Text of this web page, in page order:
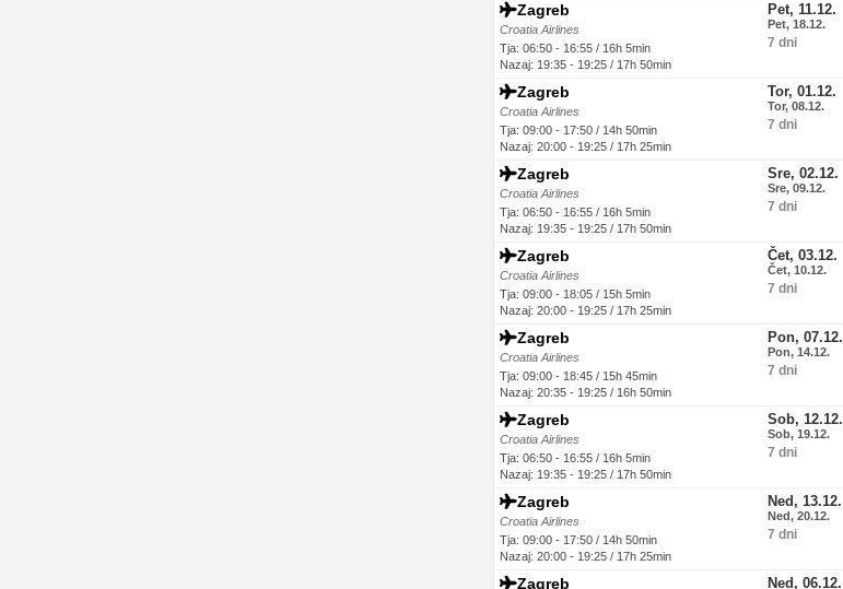
Zagreb
Croatia Airlines
Tja: 06:50 - 16:55 / 16h 5min
Nazaj: 19:35 - 19:25 / 17h 50min
Pet, 11.12.
Pet, 18.12.
7 dni
Zagreb
Croatia Airlines
Tja: 09:00 - 17:50 / 14h 50min
Nazaj: 20:00 - 19:25 / 17h 25min
Tor, 01.12.
Tor, 08.12.
7 dni
Zagreb
Croatia Airlines
Tja: 06:50 - 16:55 / 16h 5min
Nazaj: 19:35 - 19:25 / 17h 50min
Sre, 02.12.
Sre, 09.12.
7 dni
Zagreb
Croatia Airlines
Tja: 09:00 - 18:05 / 15h 5min
Nazaj: 20:00 - 19:25 / 17h 25min
Čet, 03.12.
Čet, 10.12.
7 dni
Zagreb
Croatia Airlines
Tja: 09:00 - 18:45 / 15h 45min
Nazaj: 20:35 - 19:25 / 16h 50min
Pon, 07.12.
Pon, 14.12.
7 dni
Zagreb
Croatia Airlines
Tja: 06:50 - 16:55 / 16h 5min
Nazaj: 19:35 - 19:25 / 17h 50min
Sob, 12.12.
Sob, 19.12.
7 dni
Zagreb
Croatia Airlines
Tja: 09:00 - 17:50 / 14h 50min
Nazaj: 20:00 - 19:25 / 17h 25min
Ned, 13.12.
Ned, 20.12.
7 dni
Zagreb Ned, 06.12.